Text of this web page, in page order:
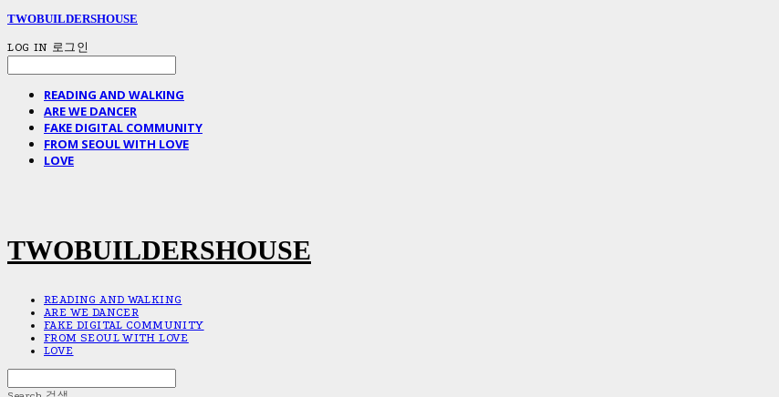
TWOBUILDERSHOUSE
LOG IN 로그인
READING AND WALKING
ARE WE DANCER
FAKE DIGITAL COMMUNITY
FROM SEOUL WITH LOVE
LOVE
TWOBUILDERSHOUSE
READING AND WALKING
ARE WE DANCER
FAKE DIGITAL COMMUNITY
FROM SEOUL WITH LOVE
LOVE